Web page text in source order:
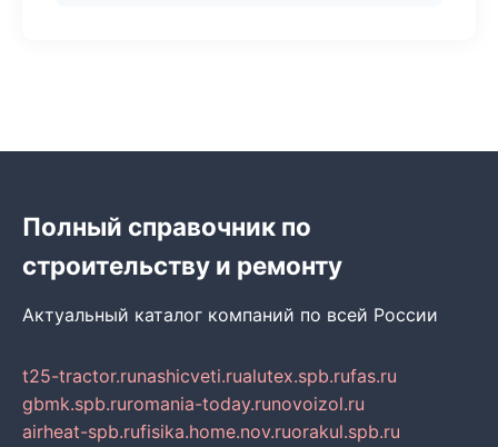
Полный справочник по
строительству и ремонту
Актуальный каталог компаний по всей России
t25-tractor.runashicveti.rualutex.spb.rufas.ru
gbmk.spb.ruromania-today.runovoizol.ru
airheat-spb.rufisika.home.nov.ruorakul.spb.ru